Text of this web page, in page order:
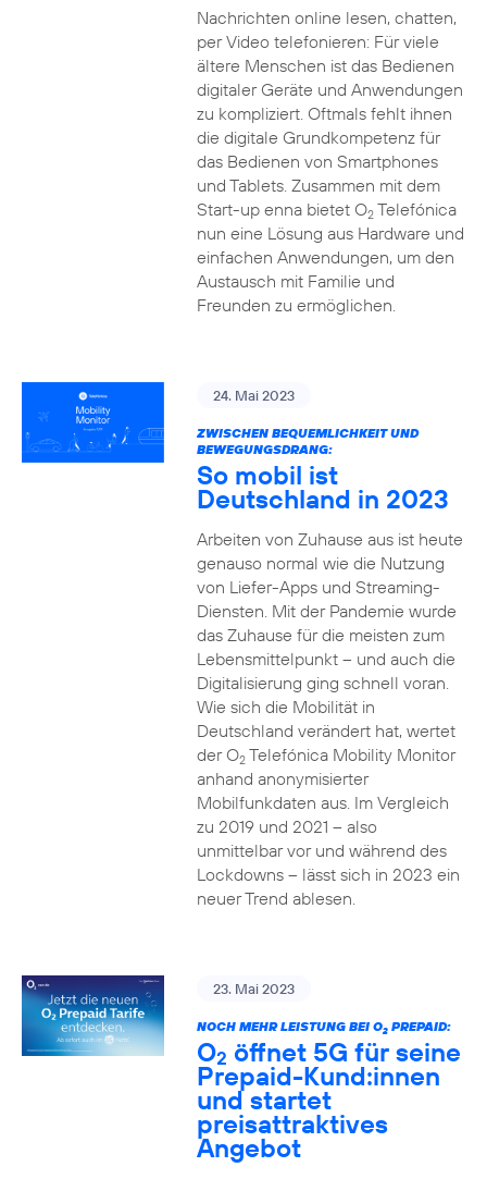
Nachrichten online lesen, chatten,
per Video telefonieren: Für viele
ältere Menschen ist das Bedienen
digitaler Geräte und Anwendungen
zu kompliziert. Oftmals fehlt ihnen
die digitale Grundkompetenz für
das Bedienen von Smartphones
und Tablets. Zusammen mit dem
Start-up enna bietet O2Telefónica
nun eine Lösung aus Hardware und
einfachen Anwendungen, um den
Austausch mit Familie und
Freunden zu ermöglichen.
24. Mai 2023
ZWISCHEN BEQUEMLICHKEIT UND
BEWEGUNGSDRANG:
So mobil ist
Deutschland in 2023
Arbeiten von Zuhause aus ist heute
genauso normal wie die Nutzung
von Liefer-Apps und Streaming-
Diensten. Mit der Pandemie wurde
das Zuhause für die meisten zum
Lebensmittelpunkt – und auch die
Digitalisierung ging schnell voran.
Wie sich die Mobilität in
Deutschland verändert hat, wertet
der O2Telefónica Mobility Monitor
anhand anonymisierter
Mobilfunkdaten aus. Im Vergleich
zu 2019 und 2021 – also
unmittelbar vor und während des
Lockdowns – lässt sich in 2023 ein
neuer Trend ablesen.
23. Mai 2023
NOCH MEHR LEISTUNG BEI O2PREPAID:
O2 öffnet 5G für seine
Prepaid-Kund:innen
und startet
preisattraktives
Angebot